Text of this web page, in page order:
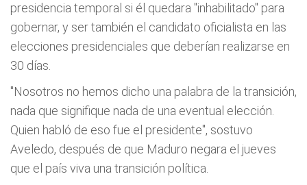
presidencia temporal si él quedara "inhabilitado" para
gobernar, y ser también el candidato oficialista en las
elecciones presidenciales que deberían realizarse en
30 días.
"Nosotros no hemos dicho una palabra de la transición,
nada que signifique nada de una eventual elección.
Quien habló de eso fue el presidente", sostuvo
Aveledo, después de que Maduro negara el jueves
que el país viva una transición política.